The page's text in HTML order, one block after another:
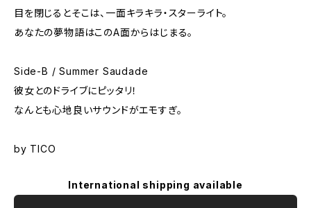
目を閉じるとそこは、一面キラキラ・スターライト。
あなたの夢物語はこのA面からはじまる。
Side-B / Summer Saudade
彼女とのドライブにピッタリ！
なんとも心地良いサウンドがエモすぎ。
by TICO
International shipping available